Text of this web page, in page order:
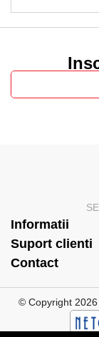
Informatii
Suport clienti
Contact
© Copyright 2026